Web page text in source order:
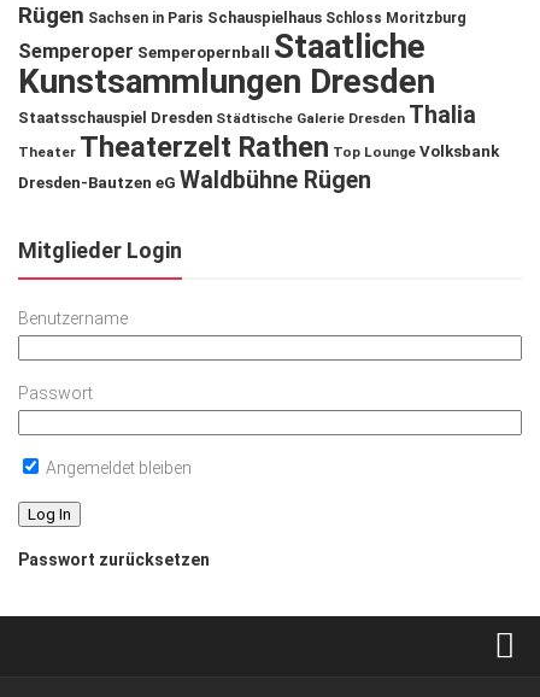
Rügen Sachsen in Paris Schauspielhaus Schloss Moritzburg
Semperoper Semperopernball
Staatliche
Kunstsammlungen Dresden
Staatsschauspiel Dresden Städtische Galerie Dresden Thalia
Theater Theaterzelt Rathen Top Lounge Volksbank
Dresden-Bautzen eG Waldbühne Rügen
Mitglieder Login
Benutzername
Passwort
Angemeldet bleiben
Passwort zurücksetzen